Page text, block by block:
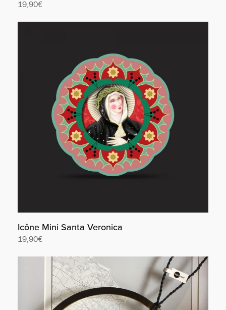
19,90€
Icône Mini Santa Veronica
19,90€